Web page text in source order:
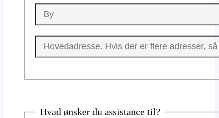
Hvad ønsker du assistance til?